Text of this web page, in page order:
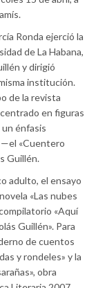
Ronda ejerció la
de La Habana,
y dirigió
institución.
de la revista
en figuras
énfasis
«Cuentero
Guillén.
adulto, el ensayo
«Las nubes
«Aquí
Guillén». Para
de cuentos
y rondeles» y la
obra